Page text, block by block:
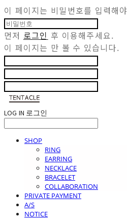
이 페이지는 비밀번호를 입력해
먼저 로그인 후 이용해주세요.
이 페이지는 만 볼 수 있습니다.
LOG IN 로그인
SHOP
RING
EARRING
NECKLACE
BRACELET
COLLABORATION
PRIVATE PAYMENT
A/S
NOTICE